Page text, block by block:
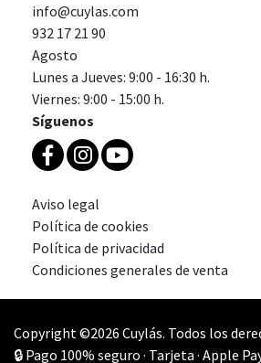
info@cuylas.com
932 17 21 90
Agosto
Lunes a Jueves: 9:00 - 16:30 h.
Viernes: 9:00 - 15:00 h.
Síguenos
Aviso legal
Política de cookies
Política de privacidad
Condiciones generales de venta
Copyright ©2026 Cuylás. Todos los
🔒 Pago 100% seguro · Tarjeta · Apple